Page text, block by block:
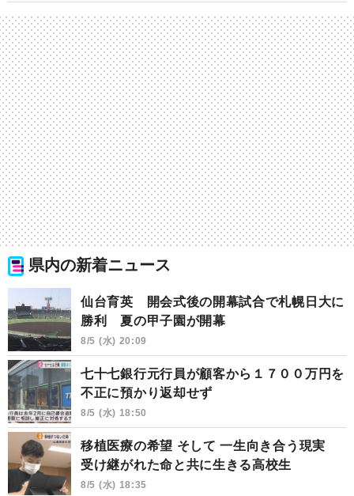
県内の新着ニュース
仙台育英 開会式後の開幕試合で札幌日大に
勝利 夏の甲子園が開幕
8/5 (水) 20:09
七十七銀行元行員が顧客から１７００万円を
不正に預かり返却せず
8/5 (水) 18:50
移植医療の希望 そして 一生向き合う現実
受け継がれた命と共に生きる高校生
8/5 (水) 18:35